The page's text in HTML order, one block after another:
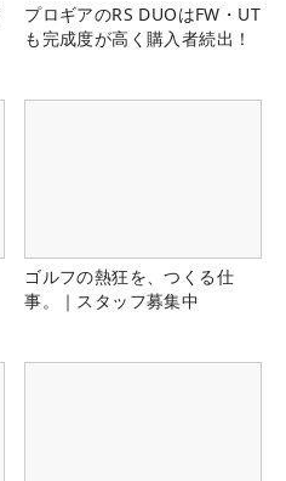
プロギアのRS DUOはFW・UT
も完成度が高く購入者続出！
ゴルフの熱狂を、つくる仕
事。｜スタッフ募集中